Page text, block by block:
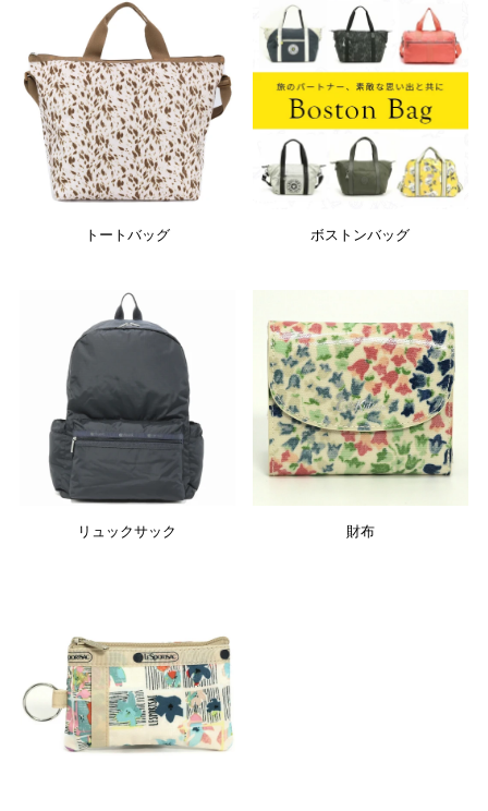
トートバッグ ボストンバッグ
リュックサック 財布